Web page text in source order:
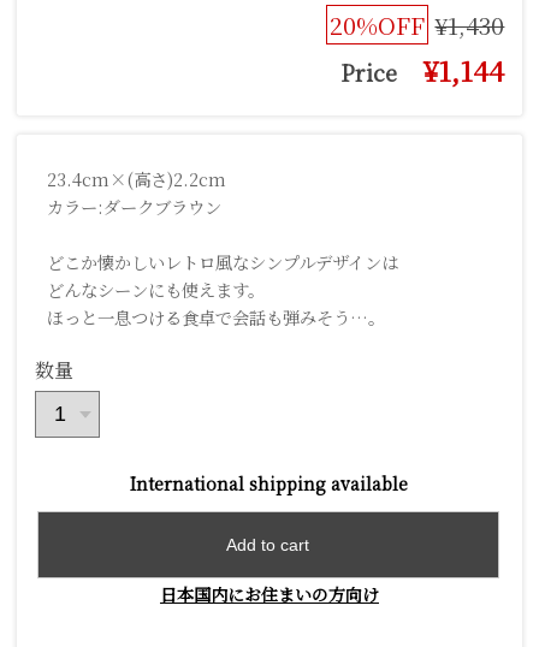
20%OFF ¥1,430
Price ¥1,144
23.4cm×(高さ)2.2cm
カラー:ダークブラウン
どこか懐かしいレトロ風なシンプルデザインは
どんなシーンにも使えます。
ほっと一息つける食卓で会話も弾みそう…。
数量
International shipping available
Add to cart
日本国内にお住まいの方向け